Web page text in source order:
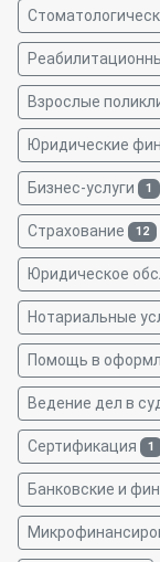
Взрослые
Юридические
Бизнес-услуги 1
Страхование 12
Юридическое
Нотариальные
Помощь в
Ведение дел в
Сертификация 1
Банковские и